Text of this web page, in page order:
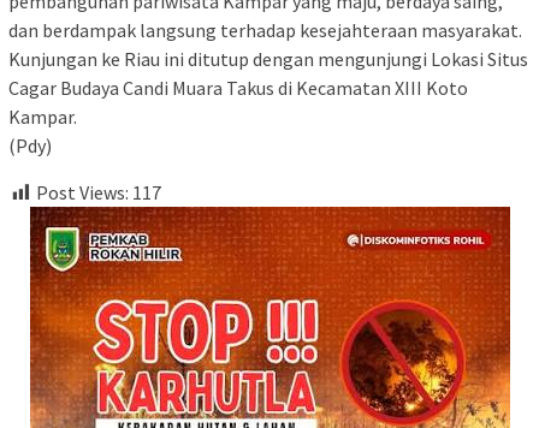
dan berdampak langsung terhadap kesejahteraan masyarakat.
Kunjungan ke Riau ini ditutup dengan mengunjungi Lokasi Situs
Cagar Budaya Candi Muara Takus di Kecamatan XIII Koto
Kampar.
(Pdy)
Post Views: 117